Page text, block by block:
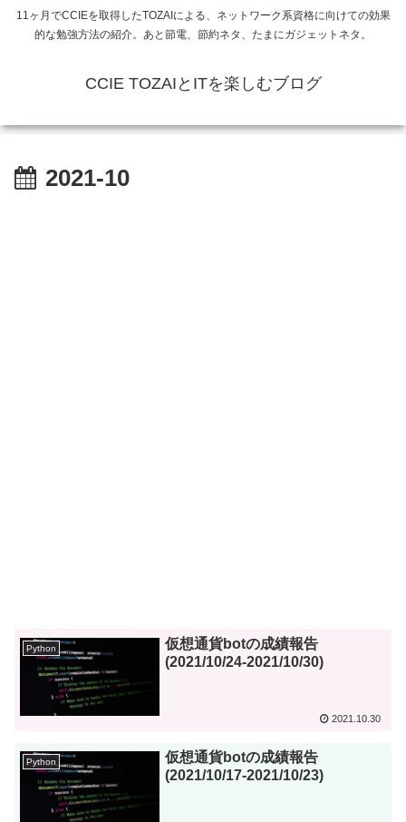
11ヶ月でCCIEを取得したTOZAIによる、ネットワーク系資格に向けての効果
的な勉強方法の紹介。あと節電、節約ネタ、たまにガジェットネタ。
CCIE TOZAIとITを楽しむブログ
2021-10
Python
仮想通貨botの成績報告
(2021/10/24-2021/10/30)
2021.10.30
Python
仮想通貨botの成績報告
(2021/10/17-2021/10/23)